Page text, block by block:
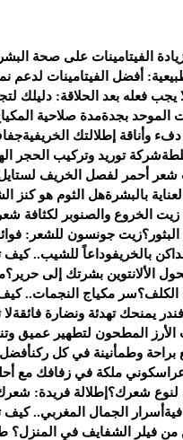
الفيتامينات على صحة
أفضل الفيتامينات لدعم
يجب فعله بعد الحلاقة: دليلك
الموحد بجدةمدة صلاحية
وأناقة إطلالتك الخريفية
شركة توريد وتركيب الحجر
أحمر لفصل الخريف لستايل
هل الثوم هو كنز
الخروع والصنوبر لكثافة
زيت جونسون للشعر:
بالخريفوداعاً للشيب.. كيف
الألانتوين بشرتك إلى حرير؟
الكلف؟سر مكياج النجمات.. كيف
يمنحك تهدئة ونضارة فائقة
المطحون لتطهير عميق
براحة وطمأنينة في كل ركنأفضل
كوني ملكة في زفافك مع
لنوع شعرك؟ إطلالة فريدة:
أسرار الجمال المغربي..
فيلر الشفايف في المنزل؟